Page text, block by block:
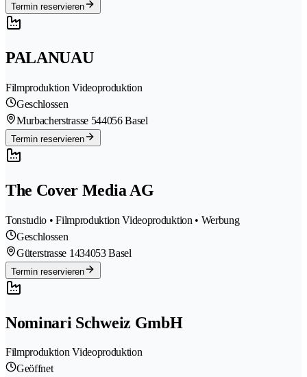
Termin reservieren
PALANUAU
Filmproduktion Videoproduktion
Geschlossen
Murbacherstrasse 544056 Basel
Termin reservieren
The Cover Media AG
Tonstudio • Filmproduktion Videoproduktion • Werbung
Geschlossen
Güterstrasse 1434053 Basel
Termin reservieren
Nominari Schweiz GmbH
Filmproduktion Videoproduktion
Geöffnet